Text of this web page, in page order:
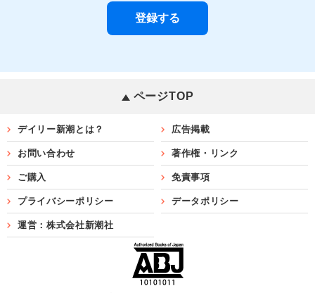
ページTOP
デイリー新潮とは？ 広告掲載
お問い合わせ 著作権・リンク
ご購入 免責事項
プライバシーポリシー データポリシー
運営：株式会社新潮社